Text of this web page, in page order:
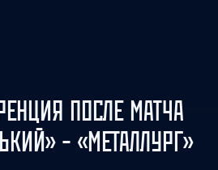
ПОСЛЕ МАТЧА
– «МЕТАЛЛУРГ»